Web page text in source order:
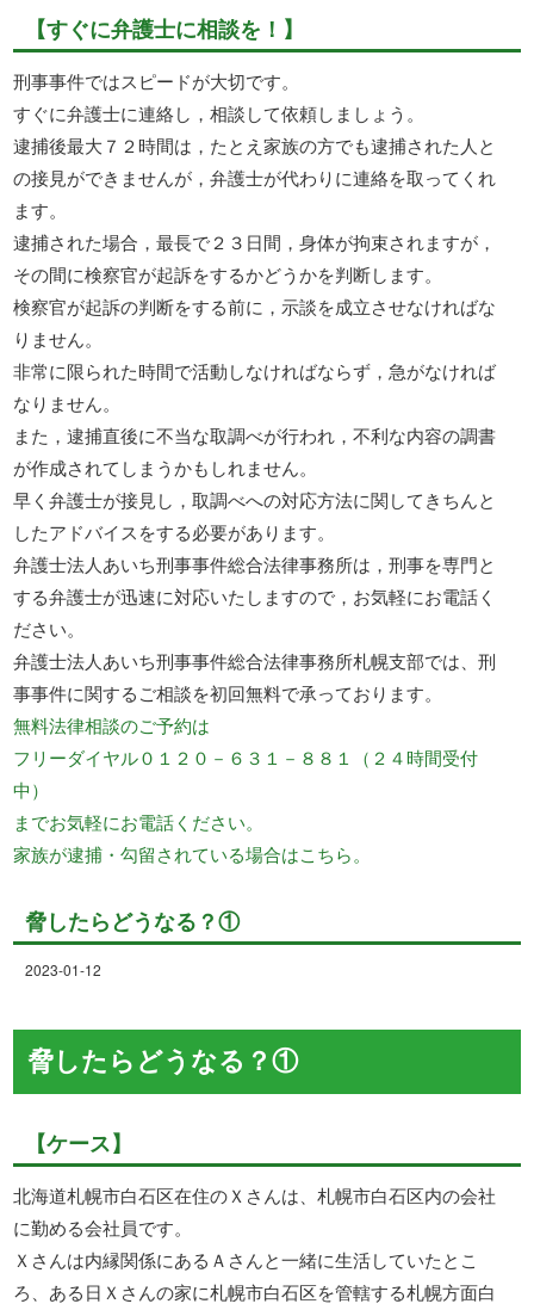
【すぐに弁護士に相談を！】
刑事事件ではスピードが大切です。
すぐに弁護士に連絡し，相談して依頼しましょう。
逮捕後最大７２時間は，たとえ家族の方でも逮捕された人と
の接見ができませんが，弁護士が代わりに連絡を取ってくれ
ます。
逮捕された場合，最長で２３日間，身体が拘束されますが，
その間に検察官が起訴をするかどうかを判断します。
検察官が起訴の判断をする前に，示談を成立させなければな
りません。
非常に限られた時間で活動しなければならず，急がなければ
なりません。
また，逮捕直後に不当な取調べが行われ，不利な内容の調書
が作成されてしまうかもしれません。
早く弁護士が接見し，取調べへの対応方法に関してきちんと
したアドバイスをする必要があります。
弁護士法人あいち刑事事件総合法律事務所は，刑事を専門と
する弁護士が迅速に対応いたしますので，お気軽にお電話く
ださい。
弁護士法人あいち刑事事件総合法律事務所札幌支部では、刑
事事件に関するご相談を初回無料で承っております。
無料法律相談のご予約は
フリーダイヤル０１２０－６３１－８８１（２４時間受付
中）
までお気軽にお電話ください。
家族が逮捕・勾留されている場合はこちら。
脅したらどうなる？①
2023-01-12
脅したらどうなる？①
【ケース】
北海道札幌市白石区在住のＸさんは、札幌市白石区内の会社
に勤める会社員です。
Ｘさんは内縁関係にあるＡさんと一緒に生活していたとこ
ろ、ある日Ｘさんの家に札幌市白石区を管轄する札幌方面白